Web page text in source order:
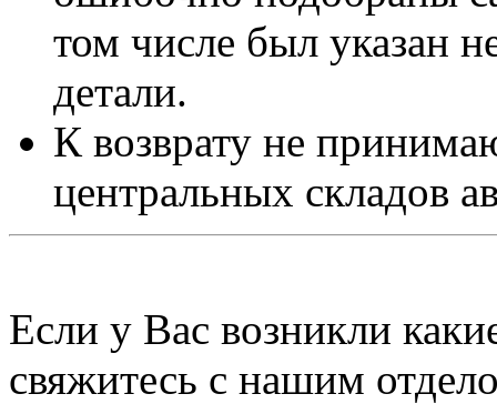
том числе был указан
детали.
К возврату не
центральных складов
Если у Вас возникли
свяжитесь с нашим